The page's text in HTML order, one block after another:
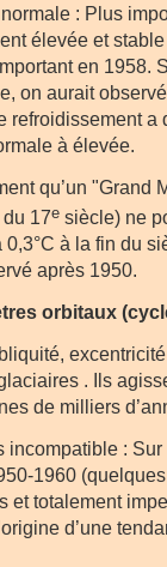
: Plus
élevée et
en 1958.
on aurait
refroidissement a
à élevée.
qu’un "Grand
17e siècle) ne
à la fin du
après 1950.
orbitaux
. Ils
de milliers
incompatible :
1960
et totalement
d’une